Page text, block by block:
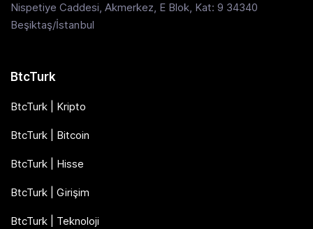
Nispetiye Caddesi, Akmerkez, E Blok, Kat: 9 34340
Beşiktaş/İstanbul
BtcTurk
BtcTurk | Kripto
BtcTurk | Bitcoin
BtcTurk | Hisse
BtcTurk | Girişim
BtcTurk | Teknoloji